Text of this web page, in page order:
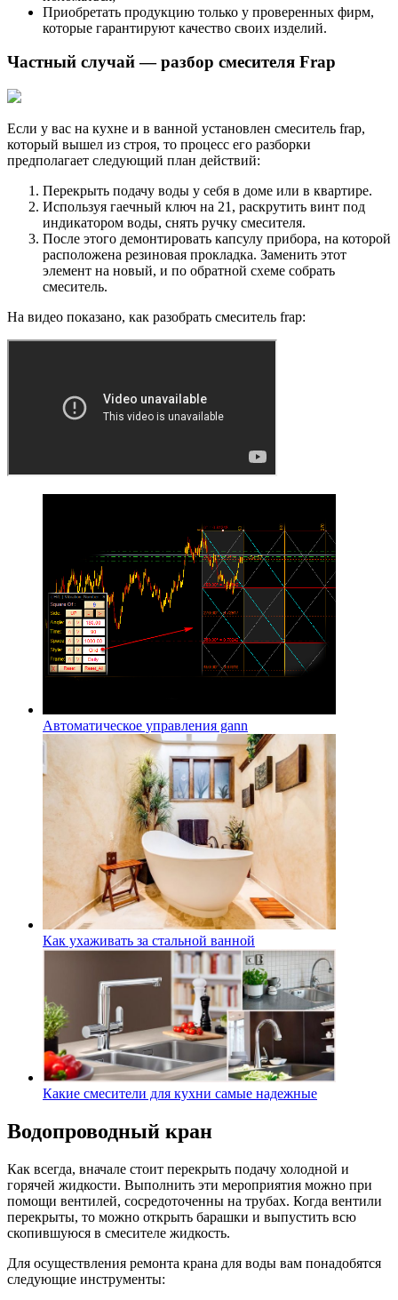
Приобретать продукцию только у проверенных фирм,
которые гарантируют качество своих изделий.
Частный случай — разбор смесителя Frap
Если у вас на кухне и в ванной установлен смеситель frap,
который вышел из строя, то процесс его разборки
предполагает следующий план действий:
Перекрыть подачу воды у себя в доме или в квартире.
Используя гаечный ключ на 21, раскрутить винт под
индикатором воды, снять ручку смесителя.
После этого демонтировать капсулу прибора, на которой
расположена резиновая прокладка. Заменить этот
элемент на новый, и по обратной схеме собрать
смеситель.
На видео показано, как разобрать смеситель frap:
Автоматическое управления gann
Как ухаживать за стальной ванной
Какие смесители для кухни самые надежные
Водопроводный кран
Как всегда, вначале стоит перекрыть подачу холодной и
горячей жидкости. Выполнить эти мероприятия можно при
помощи вентилей, сосредоточенны на трубах. Когда вентили
перекрыты, то можно открыть барашки и выпустить всю
скопившуюся в смесителе жидкость.
Для осуществления ремонта крана для воды вам понадобятся
следующие инструменты: